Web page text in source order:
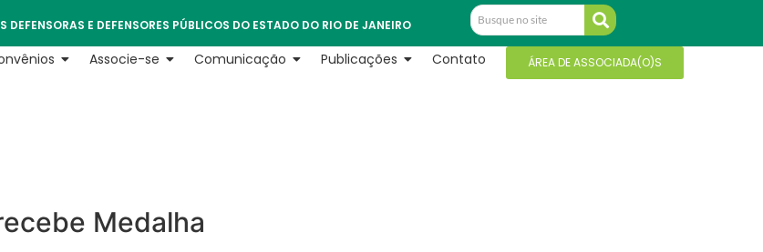
E DEFENSORES PÚBLICOS DO ESTADO DO RIO DE JANEIRO
Associe-se Comunicação Publicações Contato ÁREA DE ASSOCIADA(O)S
Medalha